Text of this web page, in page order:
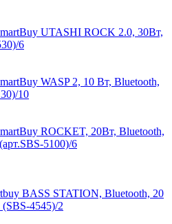
UTASHI ROCK 2.0, 30Вт,
6
WASP 2, 10 Вт, Bluetooth,
10
ROCKET, 20Вт, Bluetooth,
5100)/6
BASS STATION, Bluetooth, 20
4545)/2